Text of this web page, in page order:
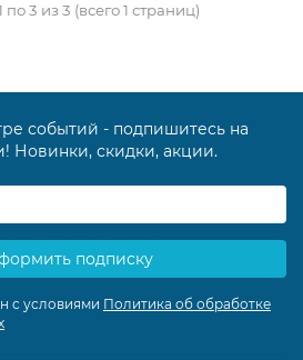
по 3 из 3 (всего 1 страниц)
событий - подпишитесь на
Новинки, скидки, акции.
подписку
с условиями Политика об обработке